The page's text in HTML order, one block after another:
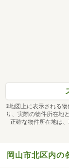
※地図上に表示される
り、実際の物件所在地
正確な物件所在地は
岡山市北区内の